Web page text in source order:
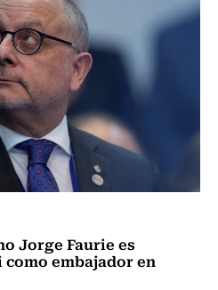
Jorge Faurie es
embajador en